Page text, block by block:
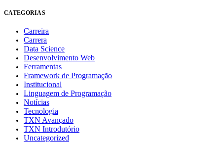
CATEGORIAS
Carreira
Carrera
Data Science
Desenvolvimento Web
Ferramentas
Framework de Programação
Institucional
Linguagem de Programação
Notícias
Tecnologia
TXN Avançado
TXN Introdutório
Uncategorized